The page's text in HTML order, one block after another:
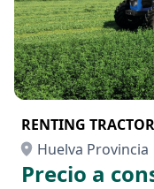
RENTING
Huelva Provincia
Precio a